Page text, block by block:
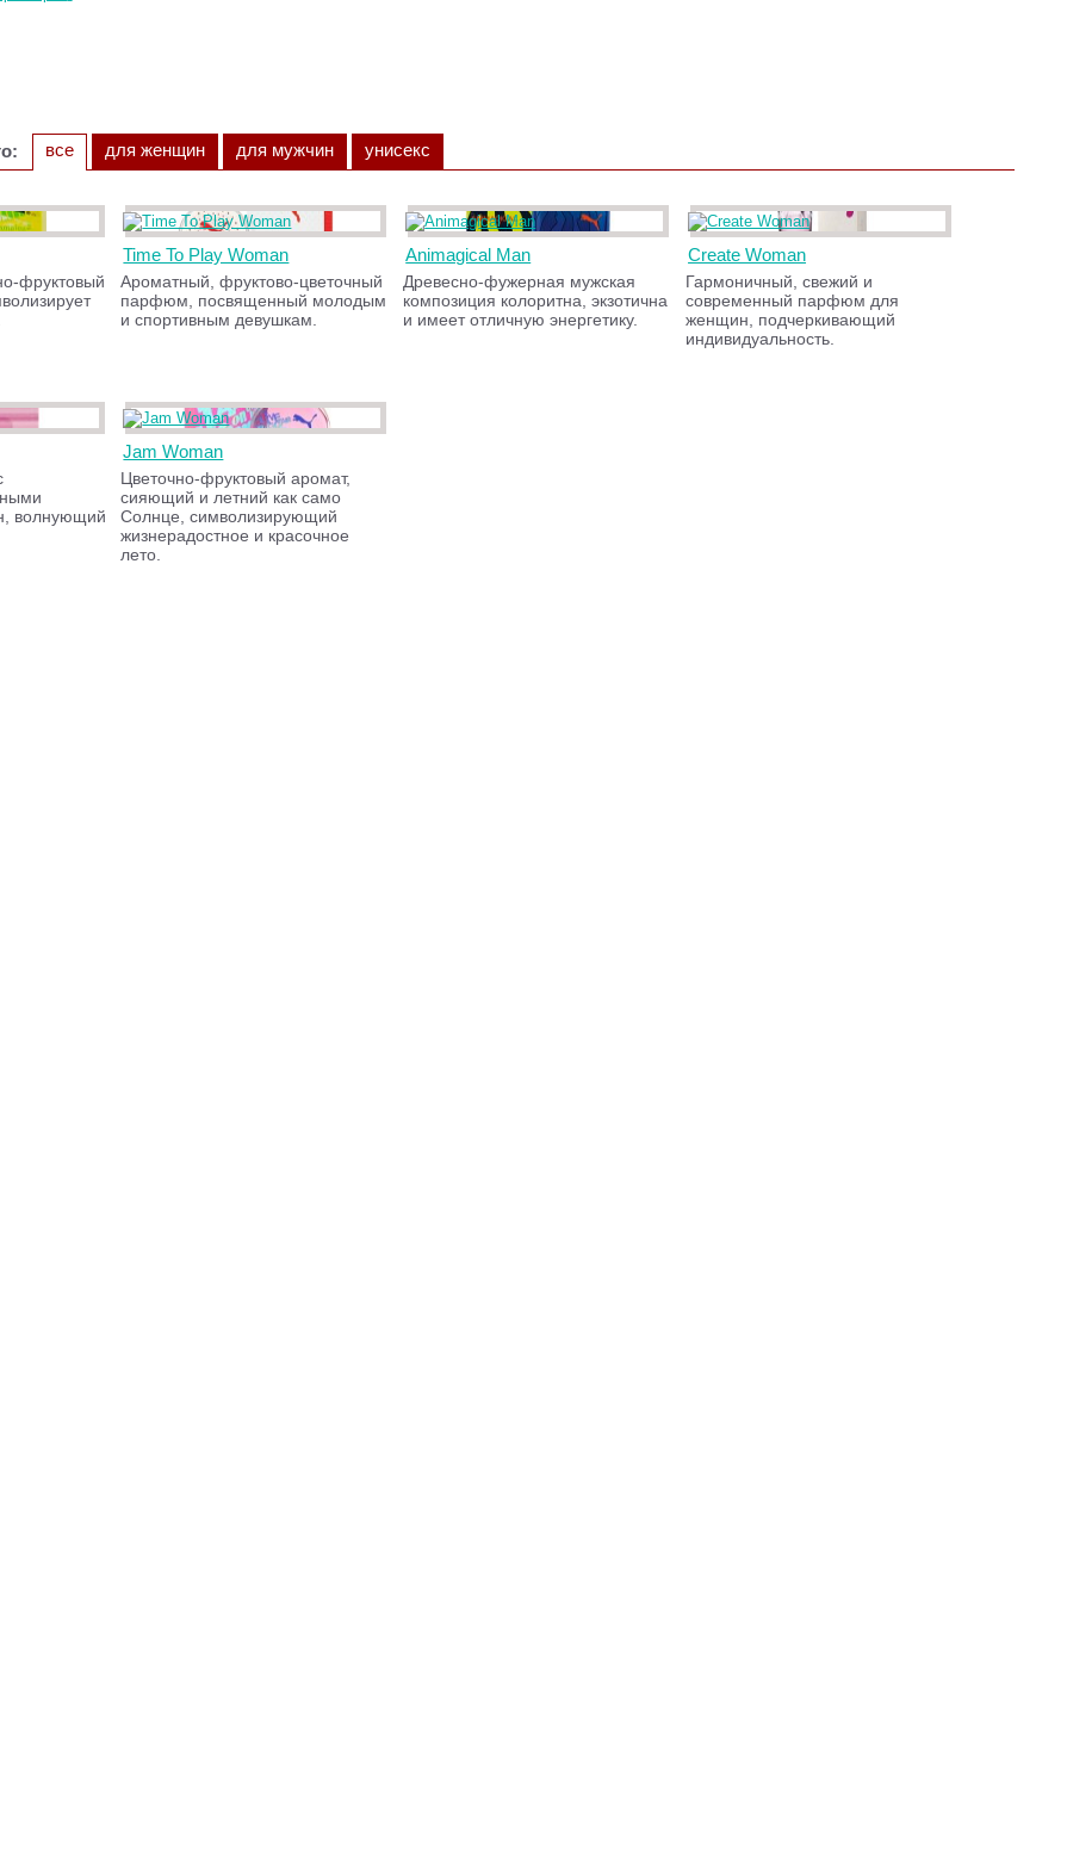
все для женщин для мужчин унисекс
фруктовый
Time To Play Woman
Ароматный, фруктово-цветочный
парфюм, посвященный молодым
и спортивным девушкам.
Animagical Man
Древесно-фужерная мужская
композиция колоритна, экзотична
и имеет отличную энергетику.
Create Woman
Гармоничный, свежий и
современный парфюм для
женщин, подчеркивающий
индивидуальность.
волнующий
Jam Woman
Цветочно-фруктовый аромат,
сияющий и летний как само
Солнце, символизирующий
жизнерадостное и красочное
лето.